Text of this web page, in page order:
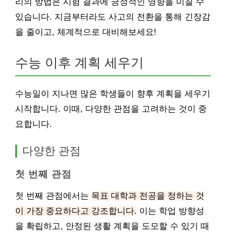
있습니다. 지금부터라도 사고의 전환을 통해 긴장감
을 줄이고, 체계적으로 대비해보세요!
수능 이후 계획 세우기
수능일이 지나면 많은 학생들이 향후 계획을 세우기
시작합니다. 이때, 다양한 관점을 고려하는 것이 중
요합니다.
다양한 관점
첫 번째 관점
첫 번째 관점에서는 목표 대학과 전공을 정하는 것
이 가장 중요하다고 강조합니다. 이는 학업 방향성
을 확립하고, 안정된 생활 계획을 도모할 수 있기 때